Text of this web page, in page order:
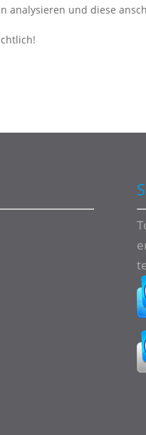
analysieren und diese